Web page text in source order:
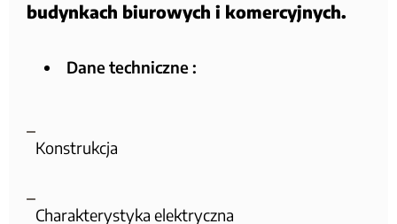
budynkach biurowych i komercyjnych.
Dane techniczne :
Konstrukcja
Charakterystyka elektryczna